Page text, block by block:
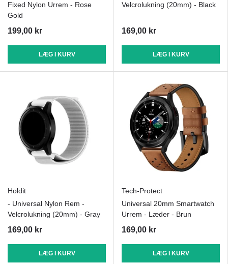
Fixed Nylon Urrem - Rose
Gold
199,00 kr
LÆG I KURV
Velcrolukning (20mm) - Black
169,00 kr
LÆG I KURV
Holdit
- Universal Nylon Rem -
Velcrolukning (20mm) - Gray
169,00 kr
LÆG I KURV
Tech-Protect
Universal 20mm Smartwatch
Urrem - Læder - Brun
169,00 kr
LÆG I KURV